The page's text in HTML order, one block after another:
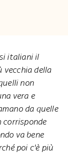
vecchia della
non
vera e
da quelle
va bene
poi c'è più